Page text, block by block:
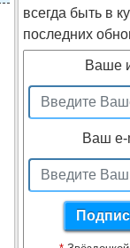
всегда быть в
последних
Ваше
Ваш e-